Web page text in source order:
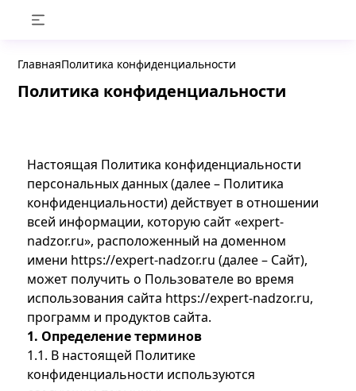
ГлавнаяПолитика конфиденциальности
Политика конфиденциальности
Настоящая Политика конфиденциальности
персональных данных (далее – Политика
конфиденциальности) действует в отношении
всей информации, которую сайт «expert-
nadzor.ru», расположенный на доменном
имени https://expert-nadzor.ru (далее – Сайт),
может получить о Пользователе во время
использования сайта https://expert-nadzor.ru,
программ и продуктов сайта.
1. Определение терминов
1.1. В настоящей Политике
конфиденциальности используются